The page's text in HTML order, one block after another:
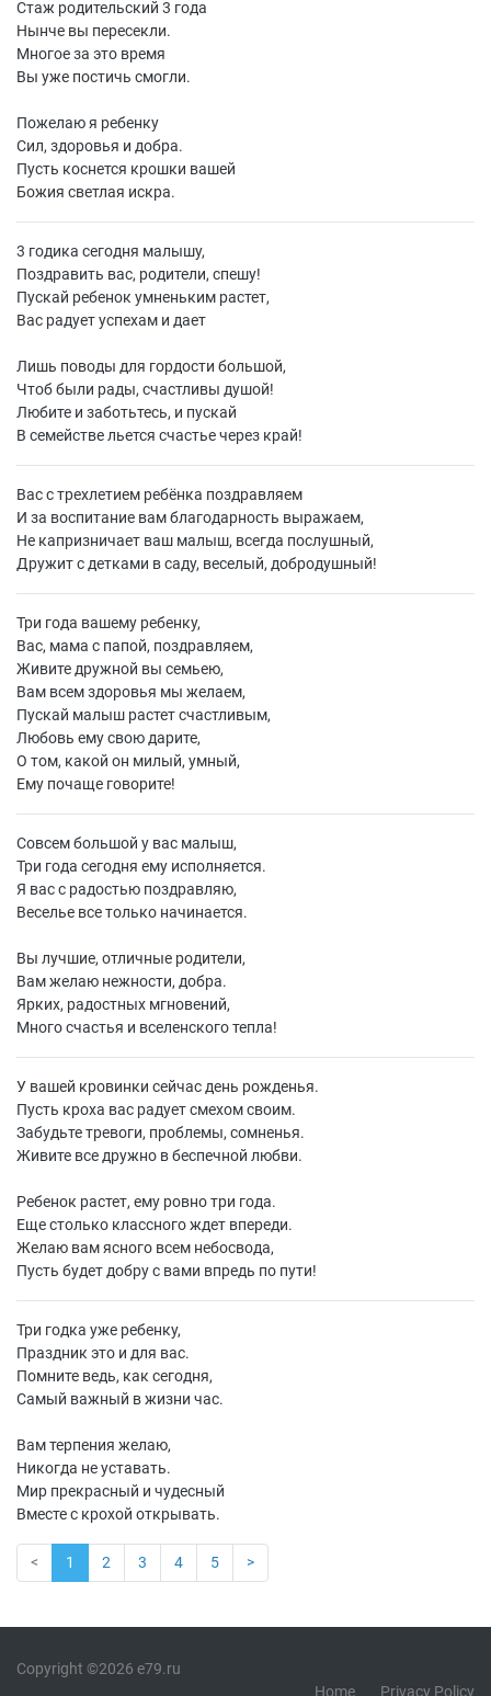
Стаж родительский 3 года
Нынче вы пересекли.
Многое за это время
Вы уже постичь смогли.
Пожелаю я ребенку
Сил, здоровья и добра.
Пусть коснется крошки вашей
Божия светлая искра.
3 годика сегодня малышу,
Поздравить вас, родители, спешу!
Пускай ребенок умненьким растет,
Вас радует успехам и дает
Лишь поводы для гордости большой,
Чтоб были рады, счастливы душой!
Любите и заботьтесь, и пускай
В семействе льется счастье через край!
Вас с трехлетием ребёнка поздравляем
И за воспитание вам благодарность выражаем,
Не капризничает ваш малыш, всегда послушный,
Дружит с детками в саду, веселый, добродушный!
Три года вашему ребенку,
Вас, мама с папой, поздравляем,
Живите дружной вы семьею,
Вам всем здоровья мы желаем,
Пускай малыш растет счастливым,
Любовь ему свою дарите,
О том, какой он милый, умный,
Ему почаще говорите!
Совсем большой у вас малыш,
Три года сегодня ему исполняется.
Я вас с радостью поздравляю,
Веселье все только начинается.
Вы лучшие, отличные родители,
Вам желаю нежности, добра.
Ярких, радостных мгновений,
Много счастья и вселенского тепла!
У вашей кровинки сейчас день рожденья.
Пусть кроха вас радует смехом своим.
Забудьте тревоги, проблемы, сомненья.
Живите все дружно в беспечной любви.
Ребенок растет, ему ровно три года.
Еще столько классного ждет впереди.
Желаю вам ясного всем небосвода,
Пусть будет добру с вами впредь по пути!
Три годка уже ребенку,
Праздник это и для вас.
Помните ведь, как сегодня,
Самый важный в жизни час.
Вам терпения желаю,
Никогда не уставать.
Мир прекрасный и чудесный
Вместе с крохой открывать.
< 1 2 3 4 5 >
Copyright ©2026 e79.ru
Home
Privacy Policy